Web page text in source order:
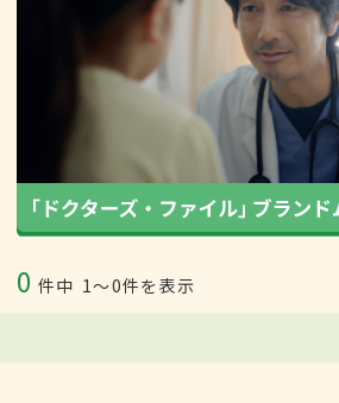
0 件中 1〜0件を表示